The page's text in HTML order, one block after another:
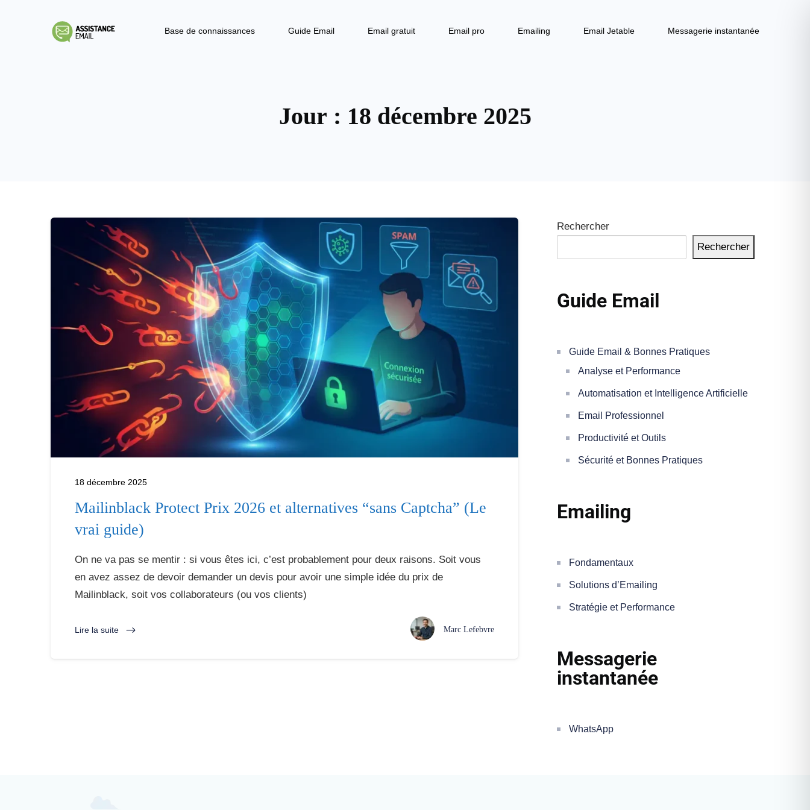
Base de connaissances Guide Email Email gratuit Email pro Emailing Email Jetable Messagerie instantanée
Jour : 18 décembre 2025
18 décembre 2025
Mailinblack Protect Prix 2026 et alternatives “sans Captcha” (Le
vrai guide)
On ne va pas se mentir : si vous êtes ici, c’est probablement pour deux raisons. Soit vous
en avez assez de devoir demander un devis pour avoir une simple idée du prix de
Mailinblack, soit vos collaborateurs (ou vos clients)
Lire la suite Marc Lefebvre
Rechercher
Rechercher
Guide Email
Guide Email & Bonnes Pratiques
Analyse et Performance
Automatisation et Intelligence Artificielle
Email Professionnel
Productivité et Outils
Sécurité et Bonnes Pratiques
Emailing
Fondamentaux
Solutions d’Emailing
Stratégie et Performance
Messagerie
instantanée
WhatsApp